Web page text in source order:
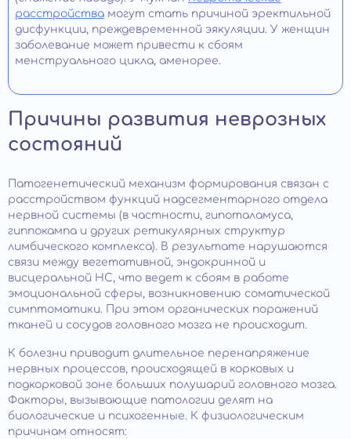
расстройства могут стать причиной эректильной
дисфункции, преждевременной эякуляции. У женщин
заболевание может привести к сбоям
менструального цикла, аменорее.
Причины развития неврозных
состояний
Патогенетический механизм формирования связан с
расстройством функций надсегментарного отдела
нервной системы (в частности, гипоталамуса,
гиппокампа и других ретикулярных структур
лимбического комплекса). В результате нарушаются
связи между вегетативной, эндокринной и
висцеральной НС, что ведет к сбоям в работе
эмоциональной сферы, возникновению соматической
симптоматики. При этом органических поражений
тканей и сосудов головного мозга не происходит.
К болезни приводит длительное перенапряжение
нервных процессов, происходящей в корковых и
подкорковой зоне больших полушарий головного мозга.
Факторы, вызывающие патологии делят на
биологические и психогенные. К физиологическим
причинам относят: